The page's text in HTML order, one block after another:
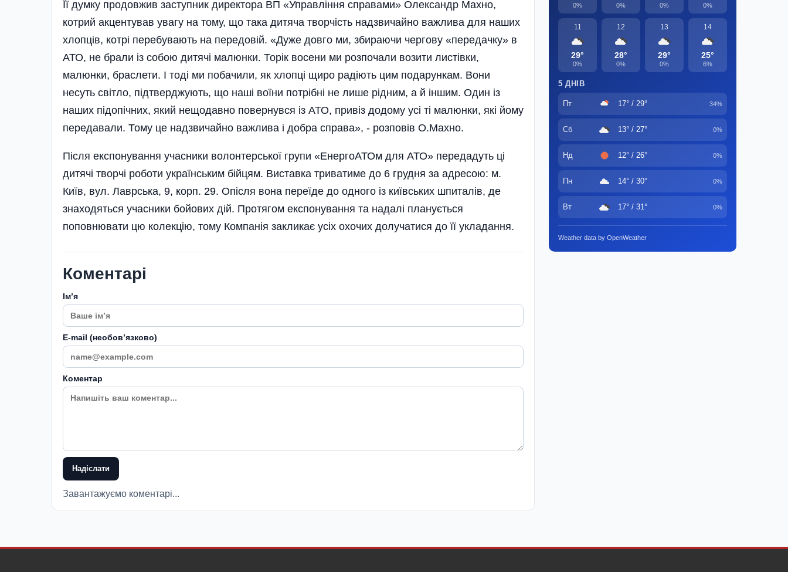
Її думку продовжив заступник директора ВП «Управління справами» Олександр Махно,
котрий акцентував увагу на тому, що така дитяча творчість надзвичайно важлива для наших
хлопців, котрі перебувають на передовій. «Дуже довго ми, збираючи чергову «передачку» в
АТО, не брали із собою дитячі малюнки. Торік восени ми розпочали возити листівки,
малюнки, браслети. І тоді ми побачили, як хлопці щиро радіють цим подарункам. Вони
несуть світло, підтверджують, що наші воїни потрібні не лише рідним, а й іншим. Один із
наших підопічних, який нещодавно повернувся із АТО, привіз додому усі ті малюнки, які йому
передавали. Тому це надзвичайно важлива і добра справа», - розповів О.Махно.
Після експонування учасники волонтерської групи «ЕнергоАТОм для АТО» передадуть ці
дитячі творчі роботи українським бійцям. Виставка триватиме до 6 грудня за адресою: м.
Київ, вул. Лаврська, 9, корп. 29. Опісля вона переїде до одного із київських шпиталів, де
знаходяться учасники бойових дій. Протягом експонування та надалі планується
поповнювати цю колекцію, тому Компанія закликає усіх охочих долучатися до її укладання.
Коментарі
Імʼя
E-mail (необовʼязково)
Коментар
Надіслати
Завантажуємо коментарі...
0% 0% 0% 0%
11
29°
0%
12
28°
0%
13
29°
0%
14
25°
6%
5 ДНІВ
Пт 17° / 29° 34%
Сб 13° / 27° 0%
Нд 12° / 26° 0%
Пн 14° / 30° 0%
Вт 17° / 31° 0%
Weather data by OpenWeather